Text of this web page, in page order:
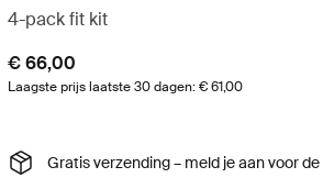
4-pack fit kit
€ 66,00
Laagste prijs laatste 30 dagen: € 61,00
Gratis verzending – meld je aan voor